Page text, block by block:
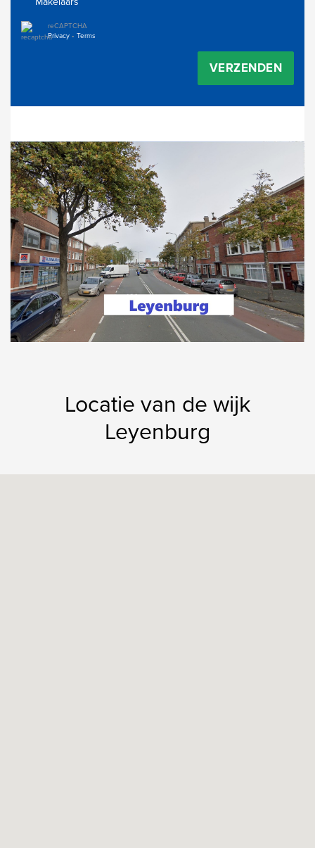
reCAPTCHA
Privacy • Terms
VERZENDEN
Locatie van de wijk
Leyenburg